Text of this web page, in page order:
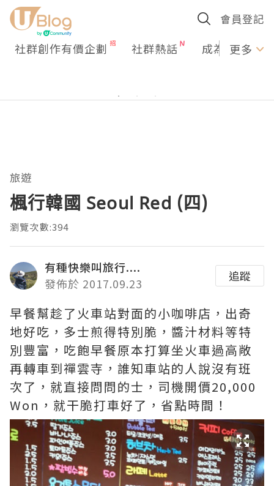
會員登記
社群創作有價企劃 社群熱話 成為U更多
旅遊
楓行韓國 Seoul Red (四)
瀏覽次數:394
有種快樂叫旅行....
發佈於 2017.09.23
追蹤
早餐幫趁了火車站對面的小咖啡店，出奇
地好吃，多士煎得特別脆，醬汁材料等特
別豐富，吃飽早餐原本打算坐火車過高敞
再轉車到禪雲寺，誰知車站的人說沒有班
次了，就直接問問的士，司機開價20,000
Won，就干脆打車好了，省點時間！